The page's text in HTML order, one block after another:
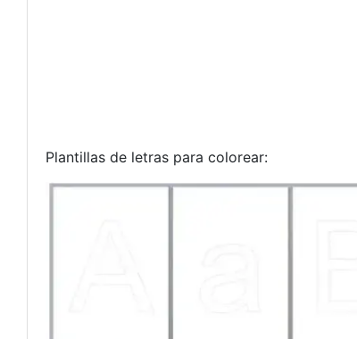
Plantillas de letras para colorear: